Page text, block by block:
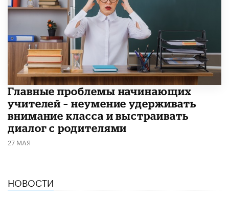
Главные проблемы начинающих
учителей – неумение удерживать
внимание класса и выстраивать
диалог с родителями
27 МАЯ
НОВОСТИ